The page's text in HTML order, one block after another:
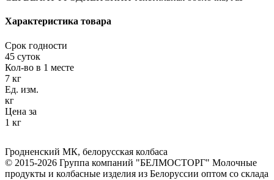
Характеристика товара
Срок годности
45 суток
Кол-во в 1 месте
7 кг
Ед. изм.
кг
Цена за
1 кг
Гродненский МК, белорусская колбаса
© 2015-2026 Группа компаний "БЕЛМОСТОРГ" Молочные
продукты и колбасные изделия из Белоруссии оптом со склада